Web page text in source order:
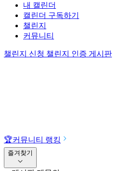
내 캘린더
캘린더 구독하기
챌린지
커뮤니티
챌린지 신청 챌린지 인증 게시판
🏆커뮤니티 랭킹
즐겨찾기